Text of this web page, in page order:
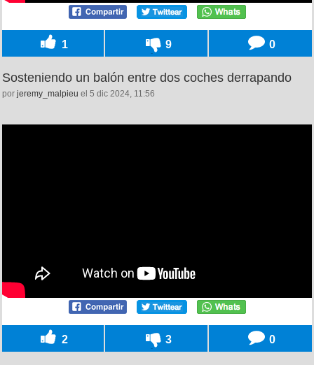
1 9 0
Sosteniendo un balón entre dos coches derrapando
por jeremy_malpieu el 5 dic 2024, 11:56
2 3 0